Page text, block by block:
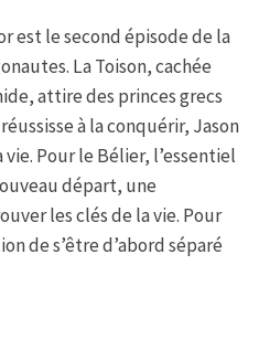
est le second épisode de la
La Toison, cachée
attire des princes grecs
à la conquérir, Jason
Pour le Bélier, l’essentiel
départ, une
les clés de la vie. Pour
de s’être d’abord séparé